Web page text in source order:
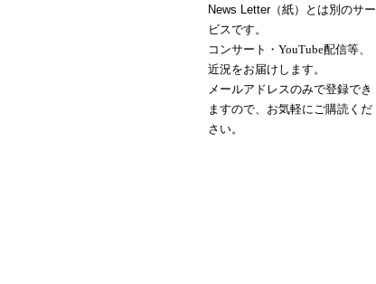
News Letter（紙）とは別のサー
ビスです。
コンサート・YouTube配信等、
近況をお届けします。
メールアドレスのみで登録でき
ますので、お気軽にご購読くだ
さい。